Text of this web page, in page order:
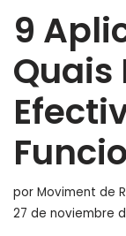
9
Quais
por Moviment de
27 de noviembre